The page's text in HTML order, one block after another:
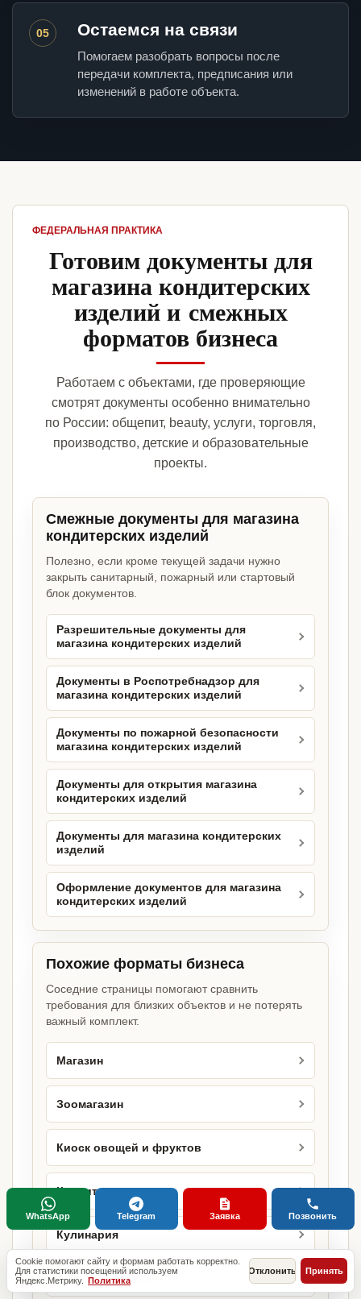
05 Остаемся на связи
Помогаем разобрать вопросы после
передачи комплекта, предписания или
изменений в работе объекта.
ФЕДЕРАЛЬНАЯ ПРАКТИКА
Готовим документы для
магазина кондитерских
изделий и смежных
форматов бизнеса
Работаем с объектами, где проверяющие
смотрят документы особенно внимательно
по России: общепит, beauty, услуги, торговля,
производство, детские и образовательные
проекты.
Смежные документы для магазина
кондитерских изделий
Полезно, если кроме текущей задачи нужно
закрыть санитарный, пожарный или стартовый
блок документов.
Разрешительные документы для
магазина кондитерских изделий
Документы в Роспотребнадзор для
магазина кондитерских изделий
Документы по пожарной безопасности
магазина кондитерских изделий
Документы для открытия магазина
кондитерских изделий
Документы для магазина кондитерских
изделий
Оформление документов для магазина
кондитерских изделий
Похожие форматы бизнеса
Соседние страницы помогают сравнить
требования для близких объектов и не потерять
важный комплект.
Магазин
Зоомагазин
Киоск овощей и фруктов
Кондитерская
Кулинария
Магазин косметики
Cookie помогают сайту и формам работать корректно.
Для статистики посещений используем
Яндекс.Метрику. Политика
Отклонить Принять
WhatsApp Telegram Заявка Позвонить